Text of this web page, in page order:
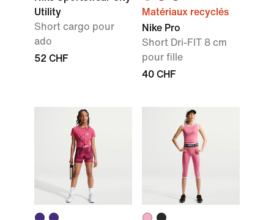
Utility
Short cargo pour
ado
52 CHF
Matériaux recyclés
Nike Pro
Short Dri-FIT 8 cm
pour fille
40 CHF